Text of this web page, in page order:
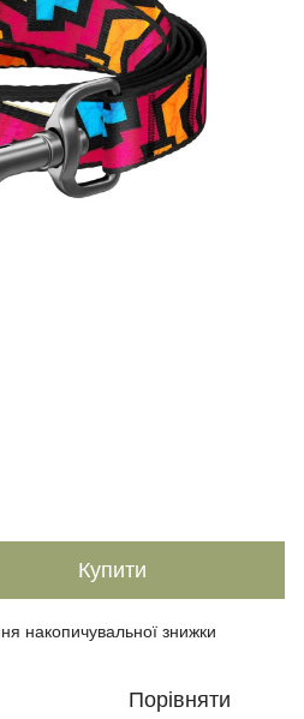
Купити
накопичувальної знижки
Порівняти